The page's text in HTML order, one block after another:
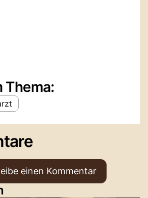
Thema:
einen Kommentar